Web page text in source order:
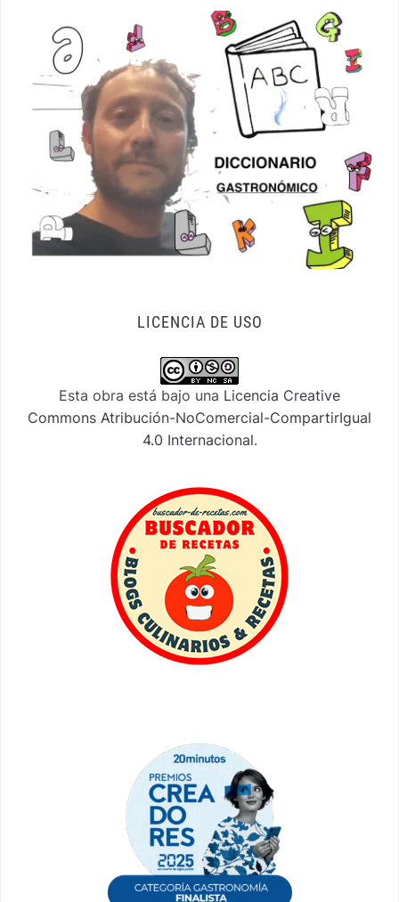
LICENCIA DE USO
Esta obra está bajo una Licencia Creative
Commons Atribución-NoComercial-CompartirIgual
4.0 Internacional.